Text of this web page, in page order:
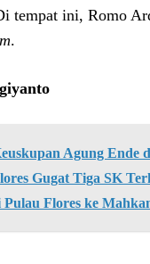
tempat ini, Romo
.
Agung Ende
Gugat Tiga SK
Pulau Flores ke